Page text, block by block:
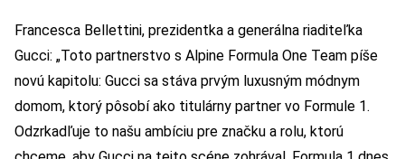
Francesca Bellettini, prezidentka a generálna riaditeľka
Gucci: „Toto partnerstvo s Alpine Formula One Team píše
novú kapitolu: Gucci sa stáva prvým luxusným módnym
domom, ktorý pôsobí ako titulárny partner vo Formule 1.
Odzrkadľuje to našu ambíciu pre značku a rolu, ktorú